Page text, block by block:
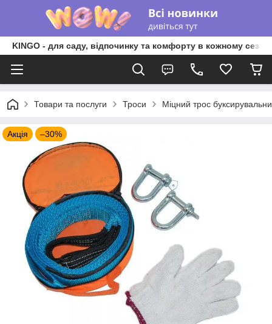
KINGO - для саду, відпочинку та комфорту в кожному
Товари та послуги Троси Міцний трос
Акція –30%